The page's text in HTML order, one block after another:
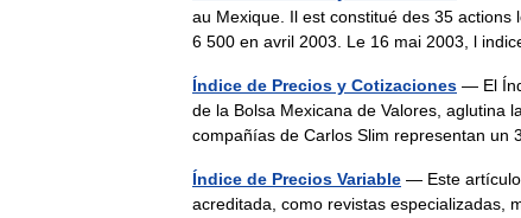
au Mexique. Il est constitué des 35 actions
6 500 en avril 2003. Le 16 mai 2003, l
Índice de Precios y Cotizaciones — El
de la Bolsa Mexicana de Valores, aglutina
compañías de Carlos Slim representan
Índice de Precios Variable — Este artículo
acreditada, como revistas especializadas,